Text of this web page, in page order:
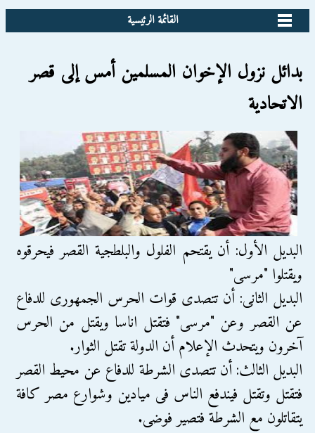
القائمة الرئيسية
ﺑﺪﺍﺋﻞ ﻧﺰﻭﻝ ﺍﻹﺧﻮﺍﻥ ﺍﻟﻤﺴﻠﻤﻴﻦ ﺃﻣﺲ ﺇﻟﻰ ﻗﺼﺮ
ﺍﻻﺗﺤﺎﺩﻳﺔ
ﺍﻟﺒﺪﻳﻞ ﺍﻷﻭﻝ: ﺃﻥ ﻳﻘﺘﺤﻢ ﺍﻟﻔﻠﻮﻝ ﻭﺍﻟﺒﻠﻄﺠﻴﺔ ﺍﻟﻘﺼﺮ ﻓﻴﺤﺮﻗﻮﻩ
ﻭﻳﻘﺘﻠﻮﺍ "ﻣﺮﺳﻰ"
ﺍﻟﺒﺪﻳﻞ ﺍﻟﺜﺎﻧﻰ: ﺃﻥ ﺗﺘﺼﺪﻯ ﻗﻮﺍﺕ ﺍﻟﺤﺮﺱ ﺍﻟﺠﻤﻬﻮﺭﻯ ﻟﻠﺪﻓﺎﻉ
ﻋﻦ ﺍﻟﻘﺼﺮ ﻭﻋﻦ "ﻣﺮﺳﻰ" ﻓﺘﻘﺘﻞ ﺍﻧﺎﺳﺎ ﻭﻳﻘﺘﻞ ﻣﻦ ﺍﻟﺤﺮﺱ
ﺁﺧﺮﻭﻥ ﻭﻳﺘﺤﺪﺙ ﺍﻹﻋﻼﻡ ﺃﻥ ﺍﻟﺪﻭﻟﺔ ﺗﻘﺘﻞ ﺍﻟﺜﻮﺍﺭ.
ﺍﻟﺒﺪﻳﻞ ﺍﻟﺜﺎﻟﺚ: ﺃﻥ ﺗﺘﺼﺪﻯ ﺍﻟﺸﺮﻃﺔ ﻟﻠﺪﻓﺎﻉ ﻋﻦ ﻣﺤﻴﻂ ﺍﻟﻘﺼﺮ
ﻓﺘﻘﺘﻞ ﻭﺗﻘﺘﻞ ﻓﻴﻨﺪﻓﻊ ﺍﻟﻨﺎﺱ ﻓﻰ ﻣﻴﺎﺩﻳﻦ ﻭﺷﻮﺍﺭﻉ ﻣﺼﺮ ﻛﺎﻓﺔ
ﻳﺘﻘﺎﺗﻠﻮﻥ ﻣﻊ ﺍﻟﺸﺮﻃﺔ ﻓﺘﺼﻴﺮ ﻓﻮﺿﻰ.